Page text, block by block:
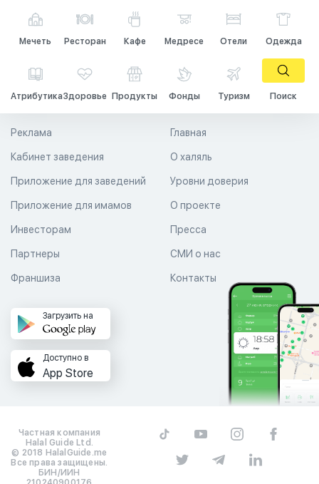
Мечеть Ресторан Кафе Медресе Отели Одежда
АтрибутикаЗдоровье Продукты Фонды Туризм Поиск
Главная
О халяль
Уровни доверия
Реклама
Кабинет заведения
Приложение для заведений
Приложение для имамов О проекте
Пресса
СМИ о нас
Контакты
Инвесторам
Партнеры
Франшиза
Загрузить на
Доступно в
App Store
Частная компания
Halal Guide Ltd.
© 2018 HalalGuide.me
Все права защищены.
БИН/ИИН